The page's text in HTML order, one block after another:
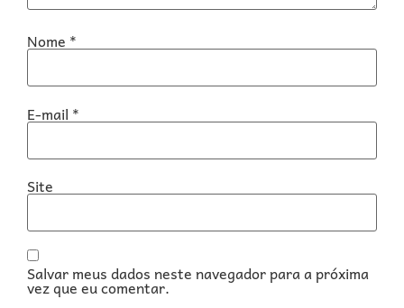
Nome *
E-mail *
Site
Salvar meus dados neste navegador para a próxima
vez que eu comentar.